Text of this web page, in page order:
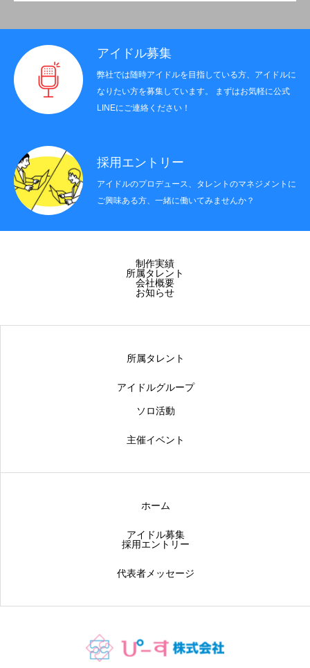
アイドル募集
弊社では随時アイドルを目指している方、アイドルに
なりたい方を募集しています。 まずはお気軽に公式
LINEにご連絡ください！
採用エントリー
アイドルのプロデュース、タレントのマネジメントに
ご興味ある方、一緒に働いてみませんか？
制作実績
所属タレント
会社概要
お知らせ
所属タレント
アイドルグループ
ソロ活動
主催イベント
ホーム
アイドル募集
採用エントリー
代表者メッセージ